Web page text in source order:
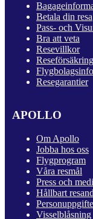
Betala din resa
Pass- och
Bra att veta
Resevillkor
Reseförsäkring
Resegarantier
APOLLO
Om Apollo
Jobba hos oss
Flygprogram
Våra resmål
Press och
Hållbart
Visselblåsning